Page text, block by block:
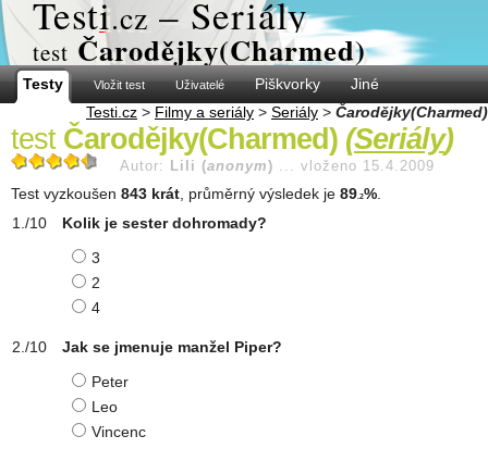
Testi.cz – Seriály
test Čarodějky(Charmed)
Testy Vložit test Uživatelé Piškvorky
Jiné
Testi.cz > Filmy a seriály > Seriály > Čarodějky(Charmed)
test Čarodějky(Charmed) (Seriály)
Autor: Lili (anonym ) ... vloženo 15.4.2009
Test vyzkoušen 843 krát , průměrný výsledek je 89 .2%
Kolik je sester dohromady?
3
2
4
Jak se jmenuje manžel Piper?
Peter
Leo
Vincenc